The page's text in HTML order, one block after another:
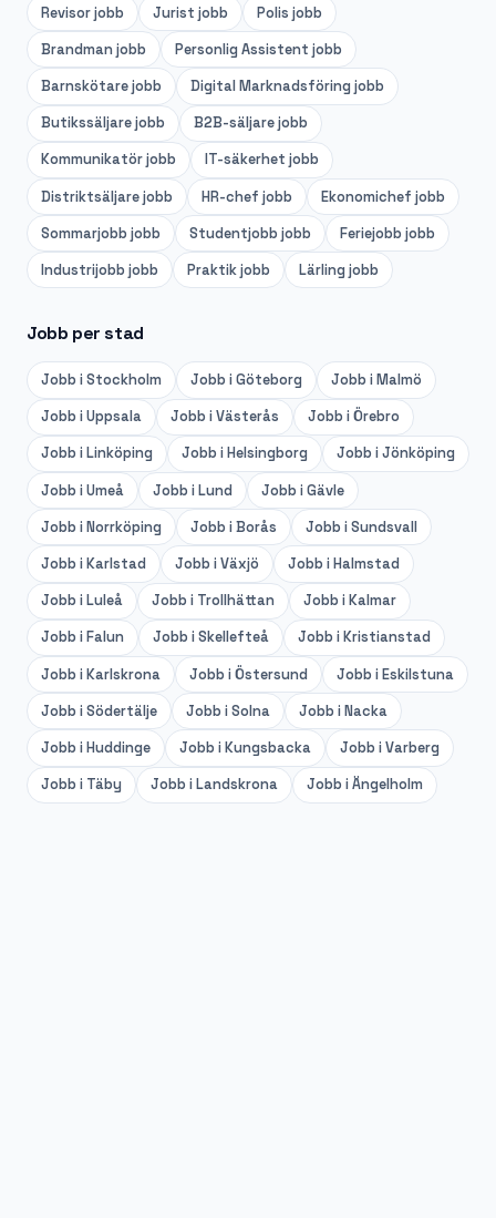
Revisorjobb Jurist jobb Polis jobb
Brandman jobb Personlig Assistent jobb
Barnskötarejobb Digital Marknadsföring jobb
Butikssäljarejobb B2B-säljarejobb
Kommunikatörjobb IT-säkerhet jobb
Distriktsäljarejobb HR-chef jobb Ekonomichef jobb
Sommarjobb jobb Studentjobb jobb Feriejobb jobb
Industrijobb jobb Praktikjobb Lärling jobb
Jobb per stad
Jobb iStockholm Jobb iGöteborg Jobb iMalmö
Jobb iUppsala Jobb iVästerås Jobb iÖrebro
Jobb iLinköping Jobb iHelsingborg Jobb iJönköping
Jobb iUmeå Jobb iLund Jobb iGävle
Jobb iNorrköping Jobb iBorås Jobb iSundsvall
Jobb iKarlstad Jobb iVäxjö Jobb iHalmstad
Jobb iLuleå Jobb i Trollhättan Jobb iKalmar
Jobb iFalun Jobb iSkellefteå Jobb iKristianstad
Jobb iKarlskrona Jobb iÖstersund Jobb iEskilstuna
Jobb iSödertälje Jobb iSolna Jobb iNacka
Jobb iHuddinge Jobb iKungsbacka Jobb iVarberg
Jobb i Täby Jobb iLandskrona Jobb iÄngelholm